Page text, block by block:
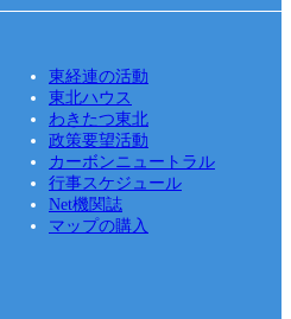
東経連の活動
東北ハウス
わきたつ東北
政策要望活動
カーボンニュートラル
行事スケジュール
Net機関誌
マップの購入